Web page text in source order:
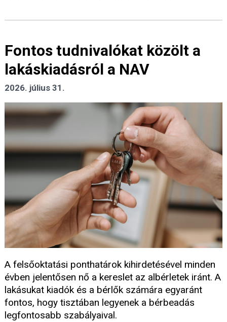
Fontos tudnivalókat közölt a
lakáskiadásról a NAV
2026. július 31.
A felsőoktatási ponthatárok kihirdetésével minden
évben jelentősen nő a kereslet az albérletek iránt. A
lakásukat kiadók és a bérlők számára egyaránt
fontos, hogy tisztában legyenek a bérbeadás
legfontosabb szabályaival.